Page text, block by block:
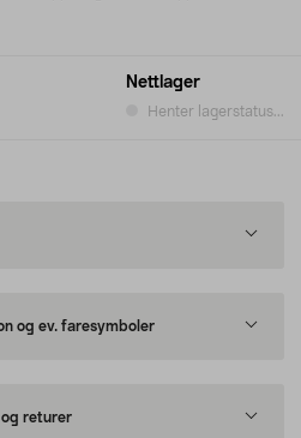
Nettlager
Henter lagerstatus...
og ev. faresymboler
og returer